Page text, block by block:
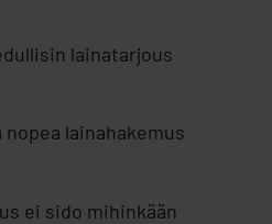
lainatarjous
nopea lainahakemus
ei sido mihinkään